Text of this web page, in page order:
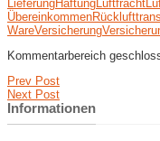
LieferungHaftungLuftfracht
Übereinkommen
WareVersicherung
Kommentarbereich
Prev Post
Next Post
Informationen